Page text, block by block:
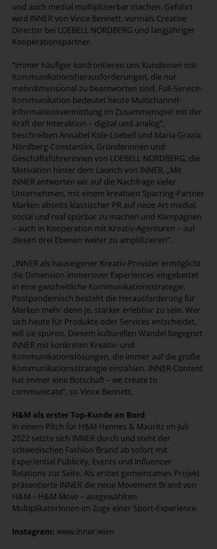
und auch medial multiplizierbar machen. Geführt
wird INNER von Vince Bennett, vormals Creative
Director bei LOEBELL NORDBERG und langjähriger
Kooperationspartner.
“Immer häufiger konfrontieren uns KundInnen mit
Kommunikationsherausforderungen, die nur
mehrdimensional zu beantworten sind. Full-Service-
Kommunikation bedeutet heute Multichannel-
Informationsvermittlung im Zusammenspiel mit der
Kraft der Interaktion – digital und analog“,
beschreiben Annabel Köle-Loebell und Maria Grazia
Nordberg-Constantini, Gründerinnen und
Geschäftsführerinnen von LOEBELL NORDBERG, die
Motivation hinter dem Launch von INNER. „Mit
INNER antworten wir auf die Nachfrage vieler
Unternehmen, mit einem kreativen Sparring-Partner
Marken abseits klassischer PR auf neue Art medial,
social und real spürbar zu machen und Kampagnen
– auch in Kooperation mit Kreativ-Agenturen – auf
diesen drei Ebenen weiter zu amplifizieren“.
„INNER als hauseigener Kreativ-Provider ermöglicht
die Dimension immersiver Experiences eingebettet
in eine ganzheitliche Kommunikationsstrategie.
Postpandemisch besteht die Herausforderung für
Marken mehr denn je, stärker erlebbar zu sein. Wer
sich heute für Produkte oder Services entscheidet,
will sie spüren. Diesem kulturellen Wandel begegnet
INNER mit konkreten Kreativ- und
Kommunikationslösungen, die immer auf die große
Kommunikationsstrategie einzahlen. INNER-Content
hat immer eine Botschaft – we create to
communicate“, so Vince Bennett.
H&M als erster Top-Kunde an Bord
In einem Pitch für H&M Hennes & Mauritz im Juli
2022 setzte sich INNER durch und steht der
schwedischen Fashion Brand ab sofort mit
Experiential Publicity, Events und Influencer
Relations zur Seite. Als erstes gemeinsames Projekt
präsentierte INNER die neue Movement Brand von
H&M – H&M Move – ausgewählten
MultiplikatorInnen im Zuge einer Sport-Experience.
Instagram: www.inner.wien